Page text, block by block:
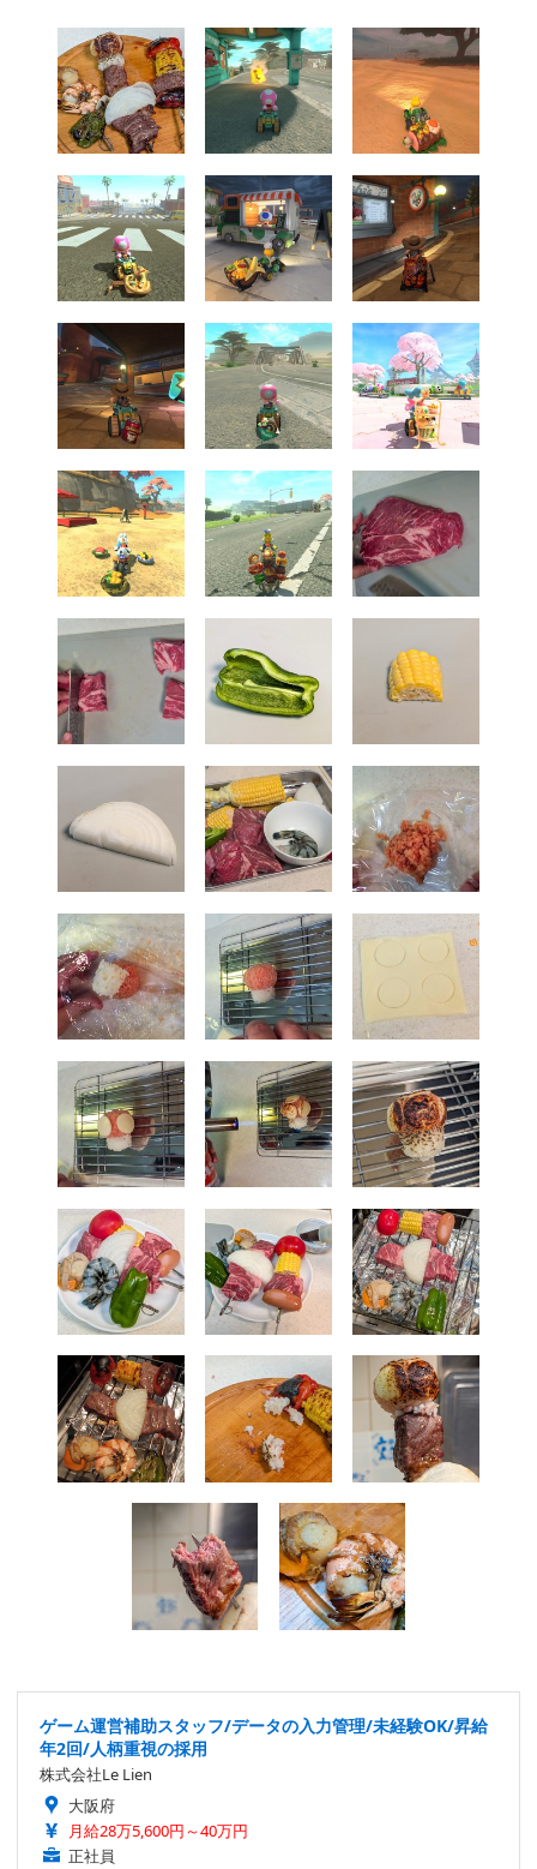
ゲーム運営補助スタッフ/データの入力管理/未経験OK/昇給
年2回/人柄重視の採用
株式会社Le Lien
大阪府
月給28万5,600円～40万円
正社員